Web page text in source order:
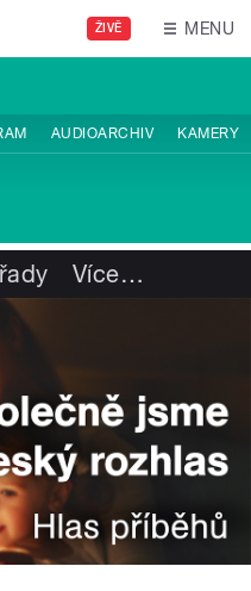
ŽIVĚ MENU
AUDIOARCHIV KAMERY
Více…